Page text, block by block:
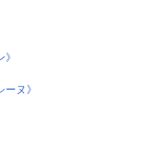
ヌ》